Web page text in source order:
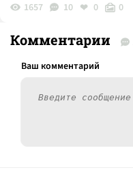
1657 10 0 0
Комментарии